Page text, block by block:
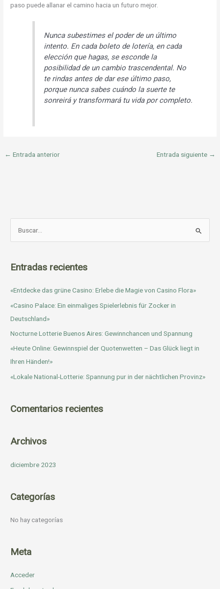
paso puede allanar el camino hacia un futuro mejor.
Nunca subestimes el poder de un último
intento. En cada boleto de lotería, en cada
elección que hagas, se esconde la
posibilidad de un cambio trascendental. No
te rindas antes de dar ese último paso,
porque nunca sabes cuándo la suerte te
sonreirá y transformará tu vida por completo.
← Entrada anterior Entrada siguiente →
c
r
p
o
r
Entradas recientes
«Entdecke das grüne Casino: Erlebe die Magie von Casino Flora»
«Casino Palace: Ein einmaliges Spielerlebnis für Zocker in
Deutschland»
Nocturne Lotterie Buenos Aires: Gewinnchancen und Spannung
«Heute Online: Gewinnspiel der Quotenwetten – Das Glück liegt in
Ihren Händen!»
«Lokale National-Lotterie: Spannung pur in der nächtlichen Provinz»
Comentarios recientes
Archivos
diciembre 2023
Categorías
No hay categorías
Meta
Acceder